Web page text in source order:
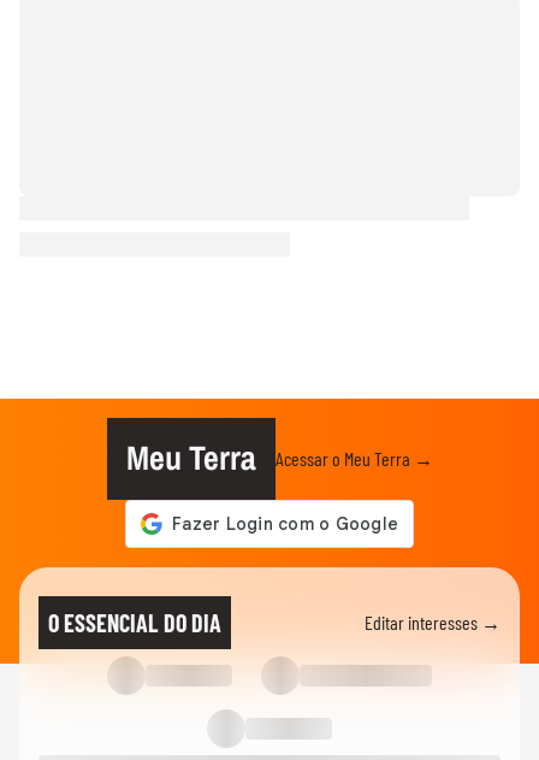
Meu Terra Acessar o Meu Terra →
O ESSENCIAL DO DIA Editar interesses →